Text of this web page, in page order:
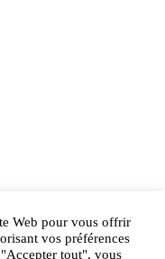
Web pour vous offrir
vos préférences
tout", vous